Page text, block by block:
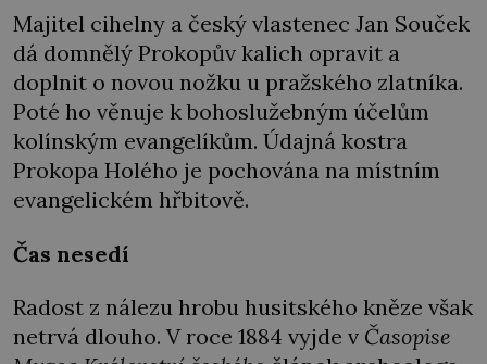
Majitel cihelny a český vlastenec Jan Souček
dá domnělý Prokopův kalich opravit a
doplnit o novou nožku u pražského zlatníka.
Poté ho věnuje k bohoslužebným účelům
kolínským evangelíkům. Údajná kostra
Prokopa Holého je pochována na místním
evangelickém hřbitově.
Čas nesedí
Radost z nálezu hrobu husitského kněze však
netrvá dlouho. V roce 1884 vyjde v Časopise